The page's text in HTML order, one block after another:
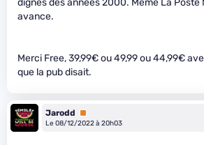
avance.
Merci Free, 39,99€ ou 49,99 ou 44,99€
que la pub disait.
Jarodd
Premium
Le 08/12/2022 à 20h03